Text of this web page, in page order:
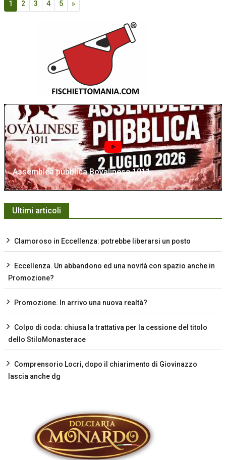
1 2 3 4 5 »
Assemblea pubblica Bovalinese 1911
Ultimi articoli
Clamoroso in Eccellenza: potrebbe liberarsi un posto
Eccellenza. Un abbandono ed una novità con spazio anche in
Promozione?
Promozione. In arrivo una nuova realtà?
Colpo di coda: chiusa la trattativa per la cessione del titolo
dello StiloMonasterace
Comprensorio Locri, dopo il chiarimento di Giovinazzo
lascia anche dg